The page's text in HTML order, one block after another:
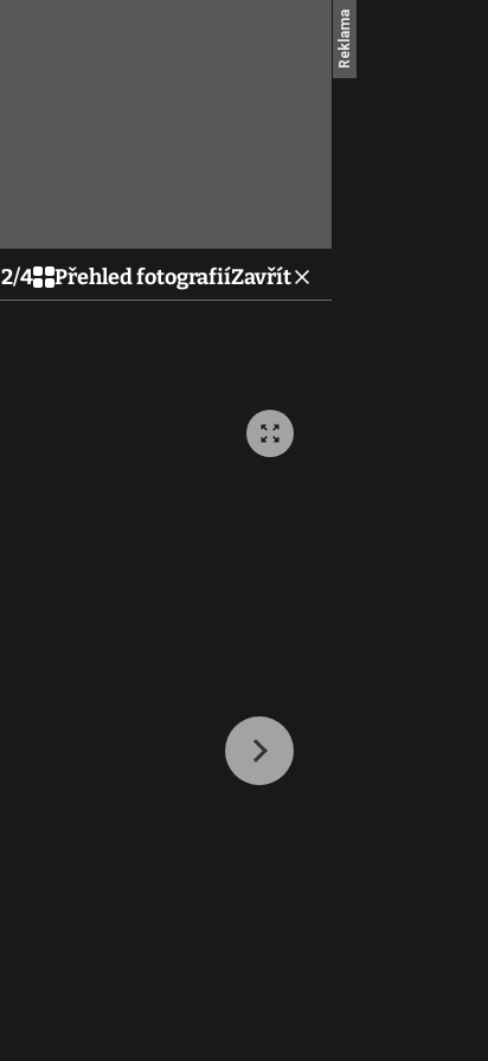
2/4 Přehled fotografiíZavřít